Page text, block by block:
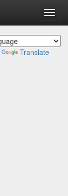
Translate